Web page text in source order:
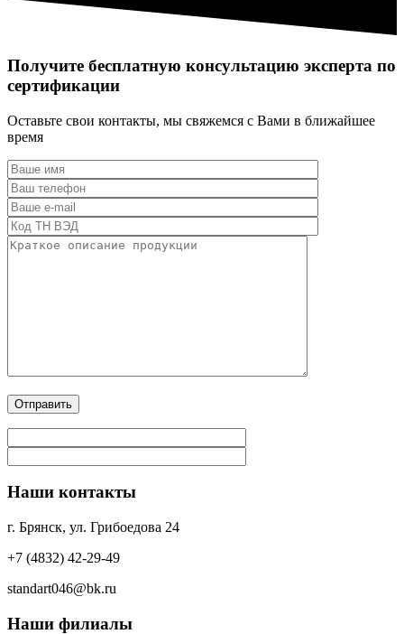
Получите бесплатную консультацию эксперта по
сертификации
Оставьте свои контакты, мы свяжемся с Вами в ближайшее
время
Наши контакты
г. Брянск, ул. Грибоедова 24
+7 (4832) 42-29-49
standart046@bk.ru
Наши филиалы